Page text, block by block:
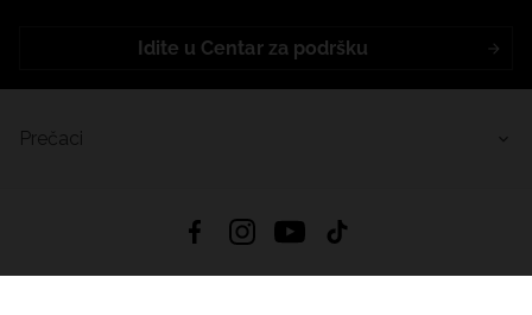
Idite u Centar za podršku
Prečaci